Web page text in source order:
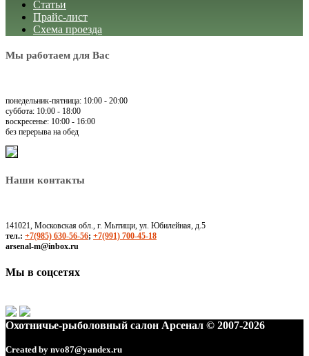
Статьи
Прайс-лист
Схема проезда
Мы работаем для Вас
понедельник-пятница: 10:00 - 20:00
суббота: 10:00 - 18:00
воскресенье: 10:00 - 16:00
без перерыва на обед
Наши контакты
141021, Московская обл., г. Мытищи, ул. Юбилейная, д.5
тел.: +7(985) 630-56-56; +7(991) 700-45-18
arsenal-m@inbox.ru
Мы в соцсетях
Охотничье-рыболовный салон Арсенал © 2007-2026
Created by nvo87@yandex.ru